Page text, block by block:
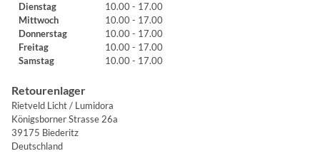
Dienstag
10.00 - 17.00
Mittwoch
10.00 - 17.00
Donnerstag
10.00 - 17.00
Freitag
10.00 - 17.00
Samstag
10.00 - 17.00
Retourenlager
Rietveld Licht / Lumidora
Königsborner Strasse 26a
39175 Biederitz
Deutschland